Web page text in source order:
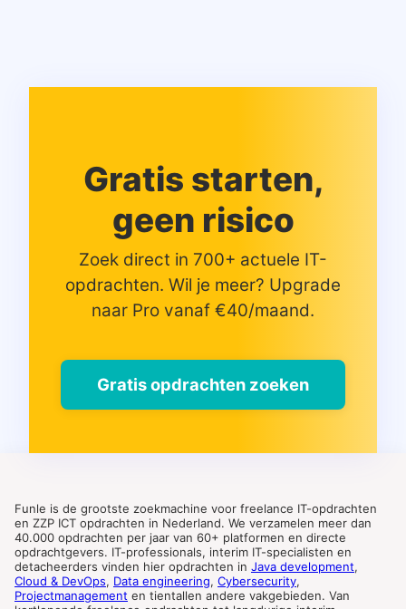
Gratis starten,
geen risico
Zoek direct in 700+ actuele IT-
opdrachten. Wil je meer? Upgrade
naar Pro vanaf €40/maand.
Gratis opdrachten zoeken
Funle is de grootste zoekmachine voor freelance IT-opdrachten
en ZZP ICT opdrachten in Nederland. We verzamelen meer dan
40.000 opdrachten per jaar van 60+ platformen en directe
opdrachtgevers. IT-professionals, interim IT-specialisten en
detacheerders vinden hier opdrachten in Java development,
Cloud & DevOps, Data engineering, Cybersecurity,
Projectmanagement en tientallen andere vakgebieden. Van